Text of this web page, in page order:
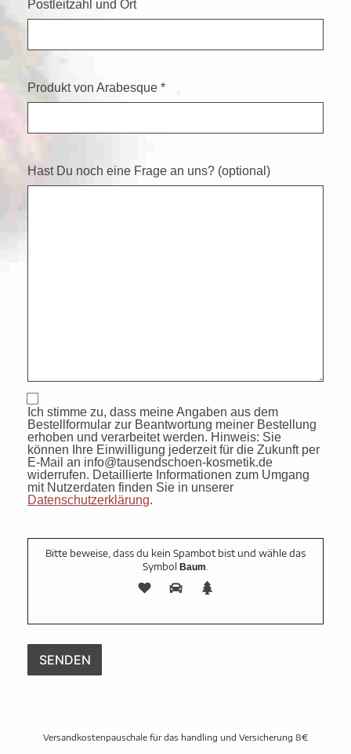
Postleitzahl und Ort
Produkt von Ar­a­bes­que *
Hast Du noch eine Frage an uns? (optional)
Ich stimme zu, dass meine Angaben aus dem
Bestellformular zur Beantwortung meiner Bestellung
erhoben und verarbeitet werden. Hinweis: Sie
können Ihre Einwilligung jederzeit für die Zukunft per
E-Mail an info@tausendschoen-kosmetik.de
widerrufen. Detaillierte Informationen zum Umgang
mit Nutzerdaten finden Sie in unserer
Datenschutzerklärung.
Bitte beweise, dass du kein Spambot bist und wähle das
Symbol Baum
Versandkostenpauschale für das handling und Versicherung 8€